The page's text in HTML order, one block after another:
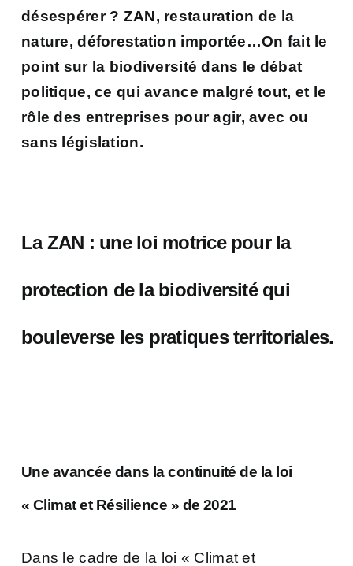
désespérer ? ZAN, restauration de la
nature, déforestation importée…On fait le
point sur la biodiversité dans le débat
politique, ce qui avance malgré tout, et le
rôle des entreprises pour agir, avec ou
sans législation.
La ZAN : une loi motrice pour la
protection de la biodiversité qui
bouleverse les pratiques territoriales.
Une avancée dans la continuité de la loi
« Climat et Résilience » de 2021
Dans le cadre de la loi « Climat et